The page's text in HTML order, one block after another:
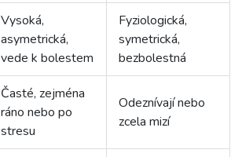
Vysoká,
asymetrická,
vede k bolestem
Fyziologická,
symetrická,
bezbolestná
Časté, zejména
ráno nebo po
stresu
Odeznívají nebo
zcela mizí